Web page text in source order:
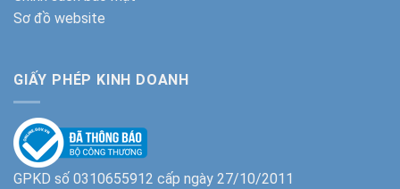
Sơ đồ website
GIẤY PHÉP KINH DOANH
GPKD số 0310655912 cấp ngày 27/10/2011